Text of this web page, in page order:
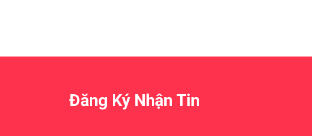
Đăng Ký Nhận Tin